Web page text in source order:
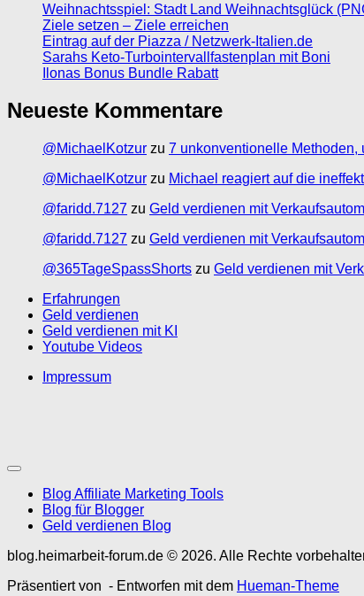
Weihnachtsspiel: Stadt Land Weihnachtsglück
Ziele setzen – Ziele erreichen
Eintrag auf der Piazza / Netzwerk-Italien.de
Sarahs Keto-Turbointervallfastenplan mit Boni
Ilonas Bonus Bundle Rabatt
Neueste Kommentare
@MichaelKotzur zu 7 unkonventionelle Methoden,
@MichaelKotzur zu Michael reagiert auf die
@faridd.7127 zu Geld verdienen mit
@faridd.7127 zu Geld verdienen mit
@365TageSpassShorts zu Geld verdienen mit
Erfahrungen
Geld verdienen
Geld verdienen mit KI
Youtube Videos
Impressum
Blog Affiliate Marketing Tools
Blog für Blogger
Geld verdienen Blog
blog.heimarbeit-forum.de © 2026. Alle Rechte
Präsentiert von - Entworfen mit dem Hueman-Theme